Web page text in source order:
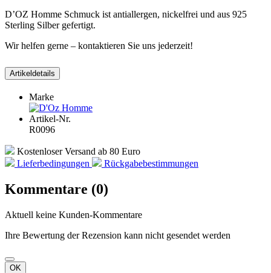
D’OZ Homme Schmuck ist antiallergen, nickelfrei und aus 925
Sterling Silber gefertigt.
Wir helfen gerne – kontaktieren Sie uns jederzeit!
Artikeldetails
Marke
Artikel-Nr.
R0096
Kostenloser Versand ab 80 Euro
Lieferbedingungen
Rückgabebestimmungen
Kommentare (0)
Aktuell keine Kunden-Kommentare
Ihre Bewertung der Rezension kann nicht gesendet werden
OK